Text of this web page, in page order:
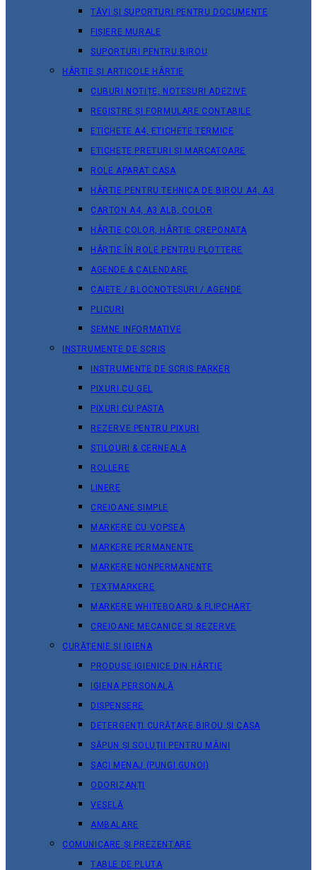
TĂVI ȘI SUPORTURI PENTRU DOCUMENTE
FIȘIERE MURALE
SUPORTURI PENTRU BIROU
HÂRTIE ȘI ARTICOLE HÂRTIE
CUBURI NOTIȚE, NOTESURI ADEZIVE
REGISTRE ȘI FORMULARE CONTABILE
ETICHETE A4, ETICHETE TERMICE
ETICHETE PRETURI ȘI MARCATOARE
ROLE APARAT CASA
HÂRTIE PENTRU TEHNICA DE BIROU A4, A3
CARTON A4, A3 ALB, COLOR
HÂRTIE COLOR, HÂRTIE CREPONATA
HÂRTIE ÎN ROLE PENTRU PLOTTERE
AGENDE & CALENDARE
CAIETE / BLOCNOTESURI / AGENDE
PLICURI
SEMNE INFORMATIVE
INSTRUMENTE DE SCRIS
INSTRUMENTE DE SCRIS PARKER
PIXURI CU GEL
PIXURI CU PASTA
REZERVE PENTRU PIXURI
STILOURI & СERNEALA
ROLLERE
LINERE
CREIOANE SIMPLE
MARKERE CU VOPSEA
MARKERE PERMANENTE
MARKERE NONPERMANENTE
TEXTMARKERE
MARKERE WHITEBOARD & FLIPCHART
CREIOANE MECANICE ȘI REZERVE
CURĂȚENIE ȘI IGIENA
PRODUSE IGIENICE DIN HÂRTIE
IGIENA PERSONALĂ
DISPENSERE
DETERGENȚI CURĂȚARE BIROU ȘI CASA
SĂPUN ȘI SOLUȚII PENTRU MÂINI
SACI MENAJ (PUNGI GUNOI)
ODORIZANȚI
VESELĂ
AMBALARE
COMUNICARE ȘI PREZENTARE
TABLE DE PLUTA